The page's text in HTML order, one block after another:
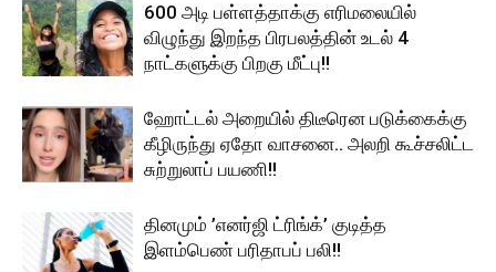
600 அடி பள்ளத்தாக்கு எரிமலையில்
விழுந்து இறந்த பிரபலத்தின் உடல் 4
நாட்களுக்கு பிறகு மீட்பு!!
ஹோட்டல் அறையில் திடீரென படுக்கைக்கு
கீழிருந்து ஏதோ வாசனை.. அலறி கூச்சலிட்ட
சுற்றுலாப் பயணி!!
தினமும் ’எனர்ஜி ட்ரிங்க்’ குடித்த
இளம்பெண் பரிதாபப் பலி!!